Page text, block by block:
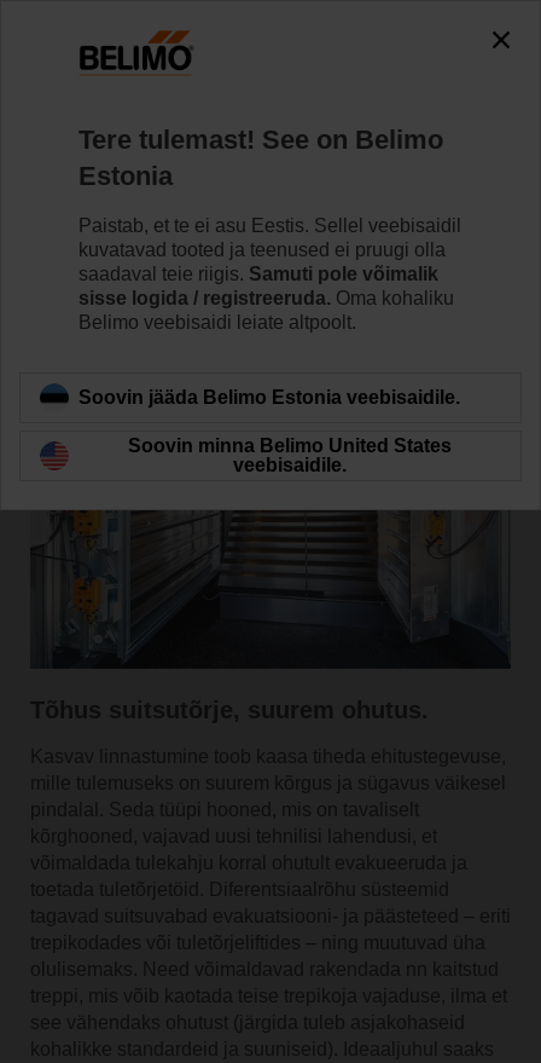
Avaleht Süsteemid Tule- ja suitsutõrjelahendused
Diferentsiaalrõhu süsteem
Tõhus suitsutõrje, suurem ohutus.
Kasvav linnastumine toob kaasa tiheda ehitustegevuse,
mille tulemuseks on suurem kõrgus ja sügavus väikesel
pindalal. Seda tüüpi hooned, mis on tavaliselt
kõrghooned, vajavad uusi tehnilisi lahendusi, et
võimaldada tulekahju korral ohutult evakueeruda ja
toetada tuletõrjetöid. Diferentsiaalrõhu süsteemid
tagavad suitsuvabad evakuatsiooni- ja päästeteed – eriti
trepikodades või tuletõrjeliftides – ning muutuvad üha
olulisemaks. Need võimaldavad rakendada nn kaitstud
treppi, mis võib kaotada teise trepikoja vajaduse, ilma et
see vähendaks ohutust (järgida tuleb asjakohaseid
kohalikke standardeid ja suuniseid). Ideaaljuhul saaks
Tere tulemast! See on Belimo
Estonia
Paistab, et te ei asu Eestis. Sellel veebisaidil
kuvatavad tooted ja teenused ei pruugi olla
saadaval teie riigis. Samuti pole võimalik
sisse logida / registreeruda. Oma kohaliku
Belimo veebisaidi leiate altpoolt.
Soovin jääda Belimo Estonia veebisaidile.
Soovin minna Belimo United States
veebisaidile.